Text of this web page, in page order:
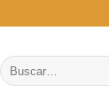
Buscar
por: